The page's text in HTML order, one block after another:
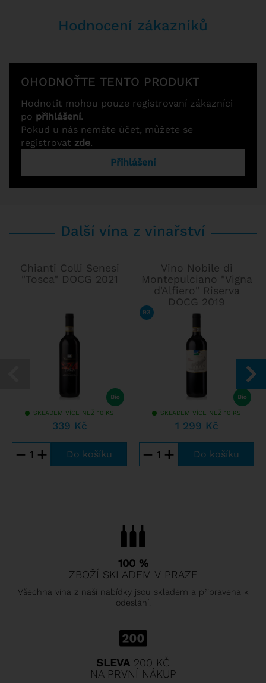
Hodnocení zákazníků
OHODNOŤTE TENTO PRODUKT
Hodnotit mohou pouze registrovaní zákazníci
po přihlášení.
Pokud u nás nemáte účet, můžete se
registrovat zde.
Přihlášení
Další vína z vinařství
Chianti Colli Senesi
"Tosca" DOCG 2021
SKLADEM VÍCE NEŽ 10 KS
339 Kč
− +
Vino Nobile di
Montepulciano "Vigna
d'Alfiero" Riserva
DOCG 2019
93 FALSTAFF
SKLADEM VÍCE NEŽ 10 KS
1 299 Kč
− +
100 %
ZBOŽÍ SKLADEM V PRAZE
Všechna vína z naší nabídky jsou skladem a připravena k
odeslání.
SLEVA 200 KČ
NA PRVNÍ NÁKUP